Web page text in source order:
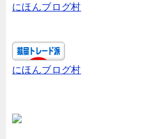
にほんブログ村
にほんブログ村